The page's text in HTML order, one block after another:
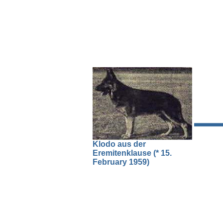
Klodo aus der
Eremitenklause (* 15.
February 1959)